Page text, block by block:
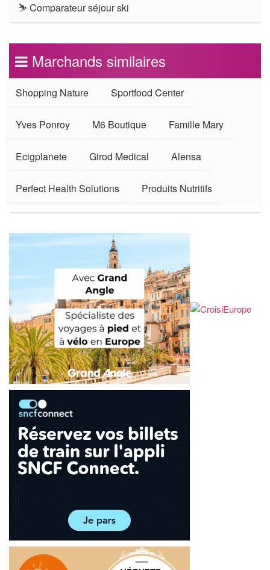
⛷ Comparateur séjour ski
Marchands similaires
Shopping Nature Sportfood Center
Yves Ponroy M6 Boutique Famille Mary
Ecigplanete Girod Medical Alensa
Perfect Health Solutions Produits Nutritifs